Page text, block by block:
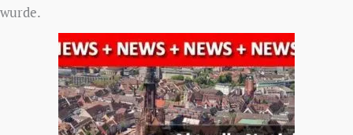
wurde.